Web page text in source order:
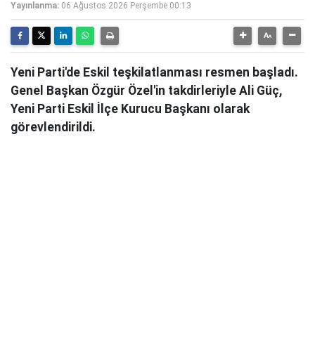
Yayınlanma: 06 Ağustos 2026 Perşembe 00:13
Yeni Parti'de Eskil teşkilatlanması resmen başladı.
Genel Başkan Özgür Özel'in takdirleriyle Ali Güç,
Yeni Parti Eskil İlçe Kurucu Başkanı olarak
görevlendirildi.